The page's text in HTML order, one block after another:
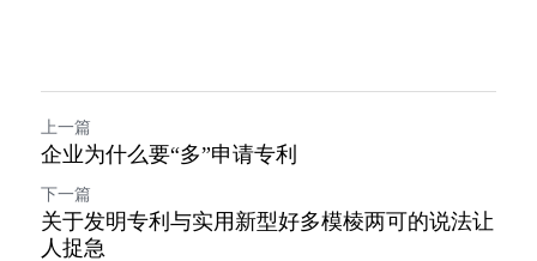
上一篇
企业为什么要“多”申请专利
下一篇
关于发明专利与实用新型好多模棱两可的说法让
人捉急